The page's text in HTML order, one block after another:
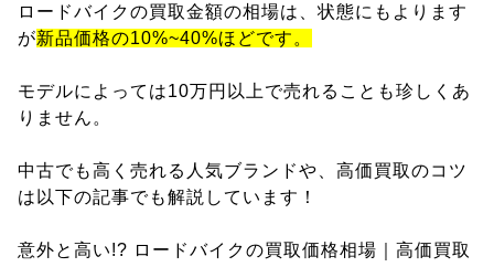
ロードバイクの買取金額の相場は、状態にもよります
が新品価格の10%~40%ほどです。
モデルによっては10万円以上で売れることも珍しくあ
りません。
中古でも高く売れる人気ブランドや、高価買取のコツ
は以下の記事でも解説しています！
意外と高い!? ロードバイクの買取価格相場｜高価買取